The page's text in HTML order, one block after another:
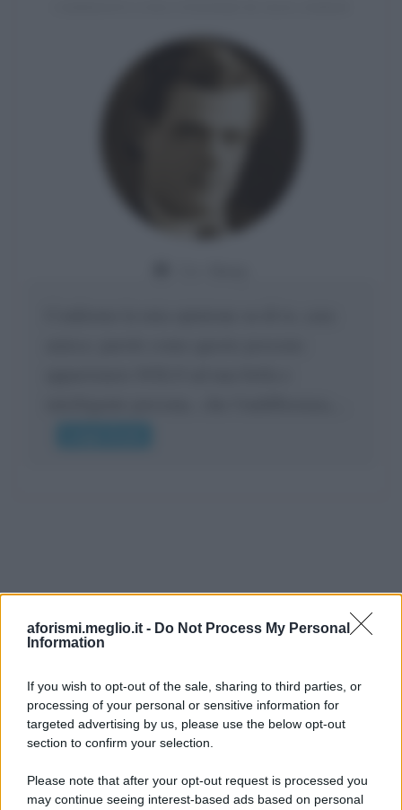
aforismi.meglio.it - Do Not Process My Personal
Information
If you wish to opt-out of the sale, sharing to third parties, or
processing of your personal or sensitive information for
targeted advertising by us, please use the below opt-out
section to confirm your selection.
Please note that after your opt-out request is processed you
may continue seeing interest-based ads based on personal
Ricevi LE FRASI PIÙ BELLE via e-mail
E-mail